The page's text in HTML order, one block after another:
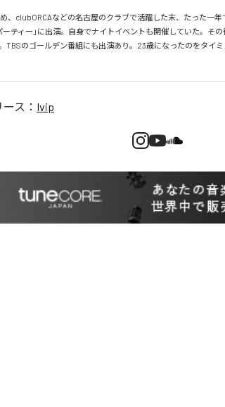
、clubORCAなどの名古屋のクラブで活躍した末、たった一
ーティー」に出演。自身でナイトイベントも開催していた。そ
TBSのゴールデン番組にも出演あり。23歳になったのをタイ
ス： Ivip